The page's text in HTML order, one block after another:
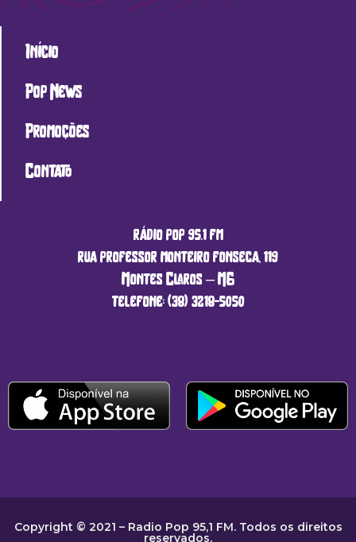
Início
Pop News
Promoções
Contato
rádio pop 95.1 fm
rua professor monteiro fonseca, 119
Montes Claros – MG
telefone: (38) 3218-5050
Copyright © 2021 – Radio Pop 95,1 FM. Todos os direitos
reservados.